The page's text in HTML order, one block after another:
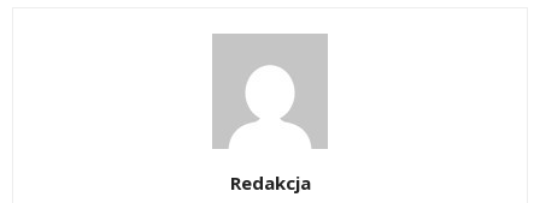
Redakcja